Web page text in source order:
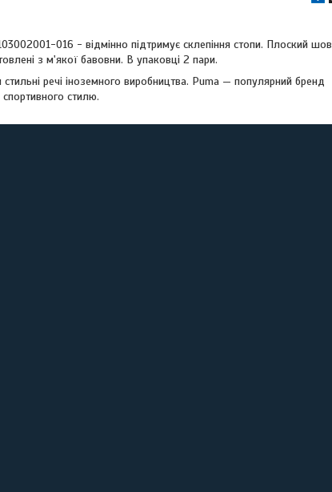
016 - відмінно підтримує склепіння стопи. Плоский шов
з м'якої бавовни. В упаковці 2 пари.
речі іноземного виробництва. Puma — популярний бренд
спортивного стилю.